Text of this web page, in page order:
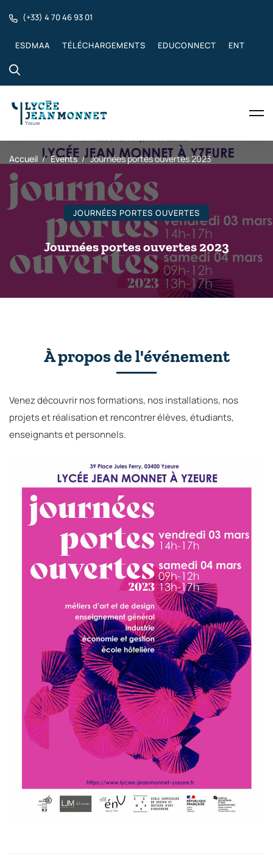
(+33) 4 70 46 93 01
ESDMAA TÉLÉCHARGEMENTS EDUCONNECT ENT
Accueil Events Journées portes ouvertes 2023
JOURNÉES PORTES OUVERTES
Journées portes ouvertes 2023
À propos de l'événement
Venez découvrir nos formations, nos installations, nos
projets et réalisation et rencontrer élèves, étudiants,
enseignants et personnels.